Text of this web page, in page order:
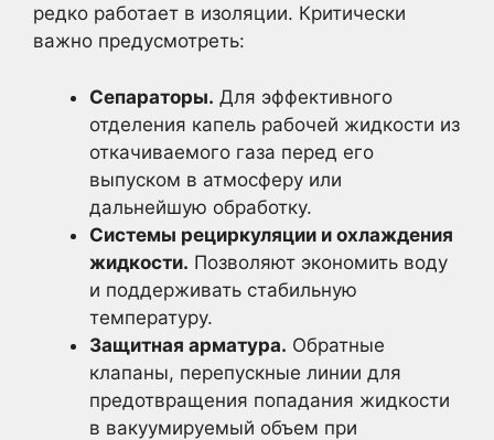
редко работает в изоляции. Критически
важно предусмотреть:
Сепараторы. Для эффективного
отделения капель рабочей жидкости из
откачиваемого газа перед его
выпуском в атмосферу или
дальнейшую обработку.
Системы рециркуляции и охлаждения
жидкости. Позволяют экономить воду
и поддерживать стабильную
температуру.
Защитная арматура. Обратные
клапаны, перепускные линии для
предотвращения попадания жидкости
в вакуумируемый объем при